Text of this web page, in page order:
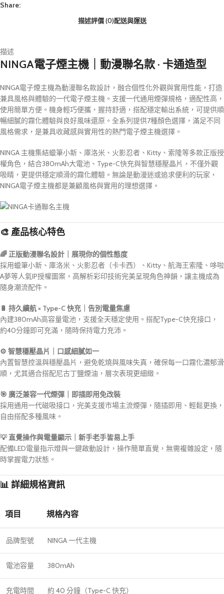
Share:
描述評價 (0)配送與運送
描述
NINGA電子煙主機｜動漫聯名款 · 卡通造型
NINGA電子煙主機為動漫聯名款設計，融合個性化外觀與實用性能，打造
兼具風格與體驗的一代電子煙主機。支援一代通用煙彈規格，適配性高，
使用簡單方便。機身輕巧便攜，握持舒適，搭配穩定輸出系統，可提供順
暢細膩的霧化體驗與良好風味還原。全系列提供7種顏色選擇，滿足不同
風格需求，是兼具收藏感與實用性的熱門電子煙主機選擇。
NINGA 主機集結蠟筆小新、庫洛米、火影忍者、Kitty、索隆等多款正版授
權角色，結合380mAh大電池、Type-C快充與智慧穩壓晶片，不僅外觀
吸睛，更提供穩定順滑的霧化體驗。無論是動漫迷或追求便利的玩家，
NINGA電子煙主機都是兼顧風格與實用的理想選擇。
🎨 產品核心特色
🌈 正版動漫聯名設計｜展現你的個性態度
採用蠟筆小新、庫洛米、火影忍者（卡卡西）、Kitty、航海王索隆、哆啦
A夢等人氣IP授權圖案，高解析彩印技術完美呈現角色神韻，讓主機成為
隨身潮流配件。
🔋 持久續航 × Type-C 快充｜告別電量焦慮
內建380mAh高容量電池，支援全天穩定使用。搭配Type-C快充接口，
約40分鐘即可充滿，隨時保持電力充沛。
⚙️ 智慧穩壓晶片｜口感細膩如一
內置智慧控溫與穩壓晶片，避免乾燒與風味失真，確保每一口霧化濃郁滑
順，尤其適合搭配尼古丁鹽煙油，層次表現更細緻。
🎯 廣泛兼容一代煙彈｜即插即用免改裝
採用通用一代磁吸接口，完美支援市場主流煙彈，隨插即用、輕鬆更換，
自由搭配多種風味。
💡 直覺操作與電量顯示｜新手老手皆易上手
配備LED電量指示燈與一鍵啟動設計，操作簡單直覺，無需複雜設定，隨
時掌握電力狀態。
📊 詳細規格資訊
項目 規格內容
品牌型號 NINGA 一代主機
電池容量 380mAh
充電時間 約 40 分鐘（Type-C 快充）